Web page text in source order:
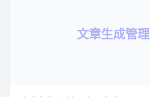
文章生成管理